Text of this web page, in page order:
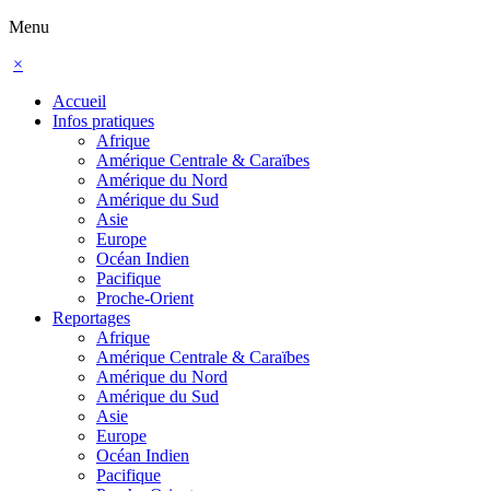
Menu
×
Accueil
Infos pratiques
Afrique
Amérique Centrale & Caraïbes
Amérique du Nord
Amérique du Sud
Asie
Europe
Océan Indien
Pacifique
Proche-Orient
Reportages
Afrique
Amérique Centrale & Caraïbes
Amérique du Nord
Amérique du Sud
Asie
Europe
Océan Indien
Pacifique